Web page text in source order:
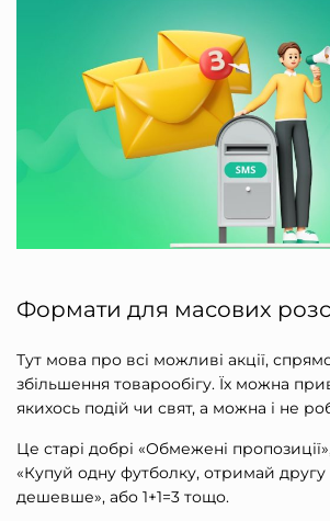
Формати для масових
Тут мова про всі можливі акції,
збільшення товарообігу. Їх можна
якихось подій чи свят, а можна і не
Це старі добрі «Обмежені
«Купуй одну футболку, отримай другу
дешевше», або 1+1=3 тощо.